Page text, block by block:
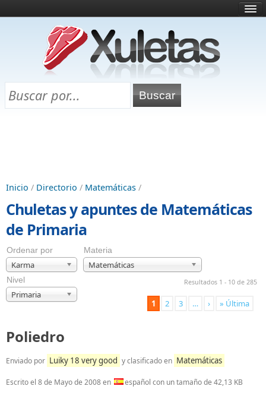
¿Qué es esto?
Directorio
Chuletas para exámenes
Inicio / Directorio / Matemáticas /
Chuletas y apuntes de Matemáticas
de Primaria
Ordenar por
Karma
Materia
Matemáticas
Nivel
Primaria
Resultados 1 - 10 de 285
1 2 3 … › » Última
Poliedro
Enviado por Luiky 18 very good y clasificado en Matemáticas
Escrito el 8 de Mayo de 2008en español con un tamaño de 42,13 KB